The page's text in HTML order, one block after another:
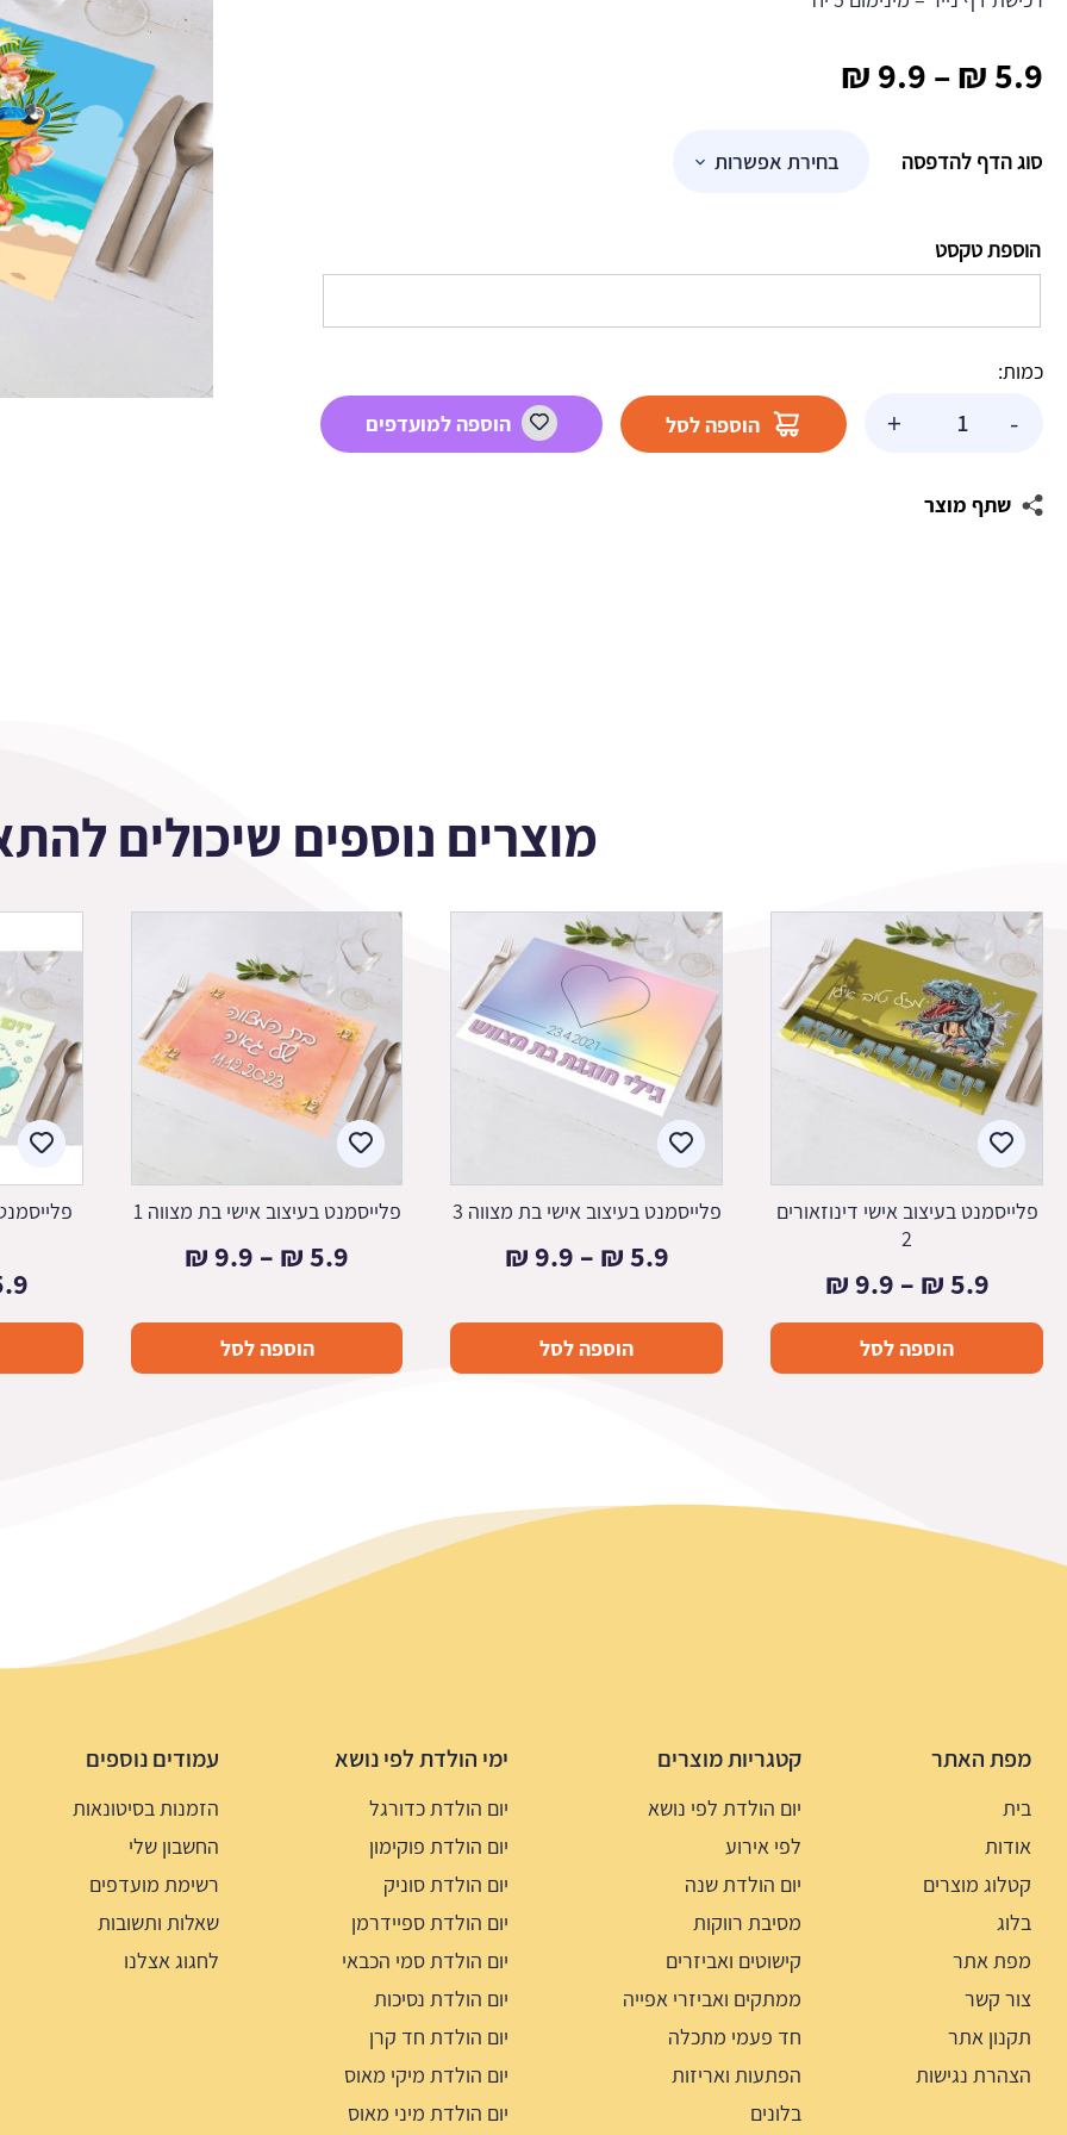
5.9
₪
–
9.9
₪
סוג הדף להדפסה
הוספת טקסט
כמות:
-
של
אישי
+ הוספה לסל הוספה למועדפים
שתף מוצר
מוצרים נוספים שיכולים
פלייסמנט בעיצוב אישי דינוזאורים
2
5.9
₪
–
9.9
₪
מחירים:
הוספה לסל
פלייסמנט בעיצוב אישי בת מצווה 3
5.9
₪
–
9.9
₪
עד
הוספה לסל
פלייסמנט בעיצוב אישי בת מצווה 1
5.9
₪
–
9.9
₪
עד
הוספה לסל
מפת האתר
בית
אודות
קטלוג מוצרים
בלוג
מפת אתר
צור קשר
תקנון אתר
הצהרת נגישות
קטגריות מוצרים
יום הולדת לפי נושא
לפי אירוע
יום הולדת שנה
מסיבת רווקות
קישוטים ואביזרים
ממתקים ואביזרי אפייה
חד פעמי מתכלה
הפתעות ואריזות
בלונים
ימי הולדת לפי נושא
יום הולדת כדורגל
יום הולדת פוקימון
יום הולדת סוניק
יום הולדת ספיידרמן
יום הולדת סמי הכבאי
יום הולדת נסיכות
יום הולדת חד קרן
יום הולדת מיקי מאוס
יום הולדת מיני מאוס
עמודים נוספים
הזמנות בסיטונאות
החשבון שלי
רשימת מועדפים
שאלות ותשובות
לחגוג אצלנו